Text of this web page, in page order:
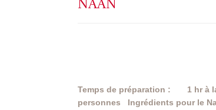
NAAN
Temps de préparation : 1 hr à
personnes
Ingrédients pour le